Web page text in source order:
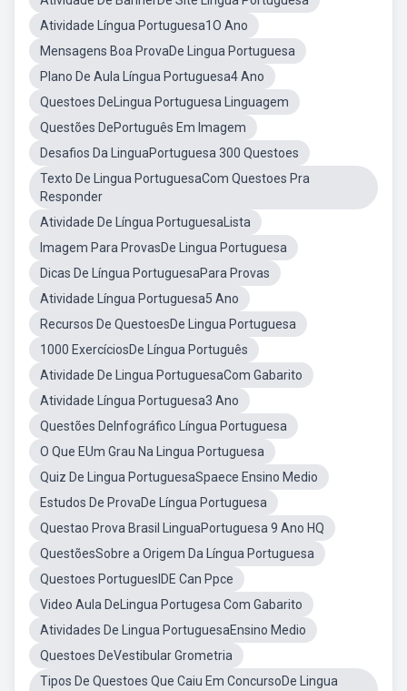
Atividade Língua Portuguesa1O Ano
Mensagens Boa ProvaDe Lingua Portuguesa
Plano De Aula Língua Portuguesa4 Ano
Questoes DeLingua Portuguesa Linguagem
Questões DePortuguês Em Imagem
Desafios Da LinguaPortuguesa 300 Questoes
Texto De Lingua PortuguesaCom Questoes Pra
Responder
Atividade De Língua PortuguesaLista
Imagem Para ProvasDe Lingua Portuguesa
Dicas De Língua PortuguesaPara Provas
Atividade Língua Portuguesa5 Ano
Recursos De QuestoesDe Lingua Portuguesa
1000 ExercíciosDe Língua Português
Atividade De Lingua PortuguesaCom Gabarito
Atividade Língua Portuguesa3 Ano
Questões DeInfográfico Língua Portuguesa
O Que EUm Grau Na Lingua Portuguesa
Quiz De Lingua PortuguesaSpaece Ensino Medio
Estudos De ProvaDe Língua Portuguesa
Questao Prova Brasil LinguaPortuguesa 9 Ano HQ
QuestõesSobre a Origem Da Língua Portuguesa
Questoes PortuguesIDE Can Ppce
Video Aula DeLingua Portugesa Com Gabarito
Atividades De Lingua PortuguesaEnsino Medio
Questoes DeVestibular Grometria
Tipos De Questoes Que Caiu Em ConcursoDe Lingua